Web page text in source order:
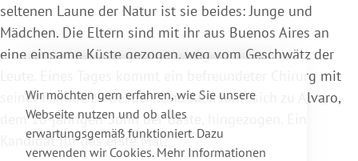
Wir möchten gern erfahren, wie Sie unsere
Webseite nutzen und ob alles
erwartungsgemäß funktioniert. Dazu
verwenden wir Cookies. Mehr Informationen
seltenen Laune der Natur ist sie beides: Junge und
Mädchen. Die Eltern sind mit ihr aus Buenos Aires an
eine einsame Küste gezogen, weg vom Geschwätz der
Leute. Eines Tages kommt ein befreundeter Chirurg mit
seiner Familie zu Besuch. Und Alex fühlt sich zu Alvaro,
dem 16-jährigen Sohn der Gäste, hingezogen. Ein
Kandidat für das erste Mal?